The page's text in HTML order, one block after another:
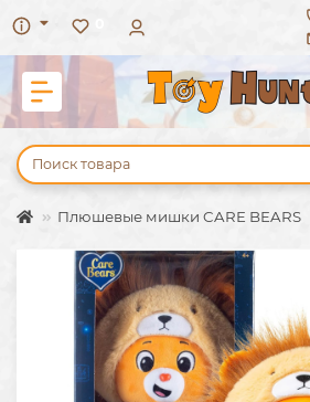
Плюшевые мишки CARE BEARS